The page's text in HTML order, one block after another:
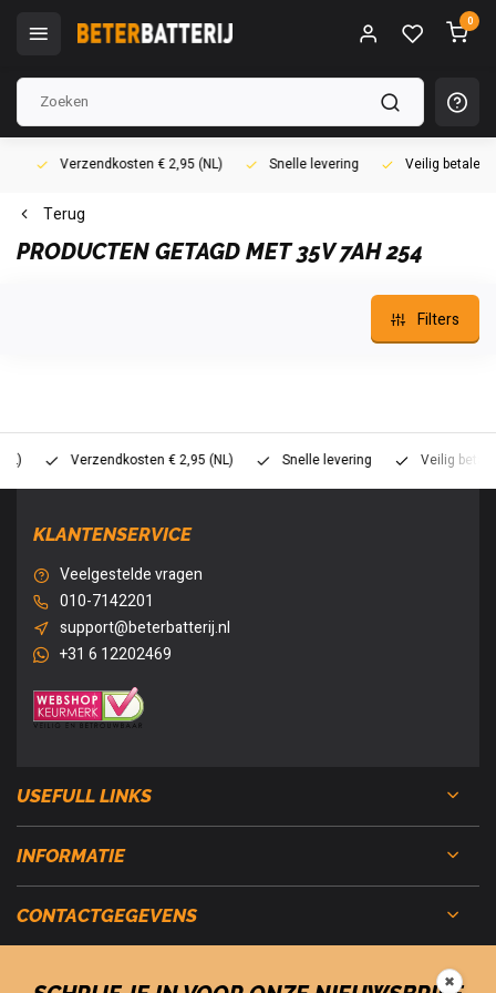
0
Verzendkosten € 2,95 (NL) Snelle levering Veilig betalen
Terug
PRODUCTEN GETAGD MET 35V 7AH 254
Filters
Verzendkosten € 2,95 (NL) Snelle levering Veilig betalen
KLANTENSERVICE
Veelgestelde vragen
010-7142201
support@beterbatterij.nl
+31 6 12202469
USEFULL LINKS
INFORMATIE
CONTACTGEGEVENS
✖